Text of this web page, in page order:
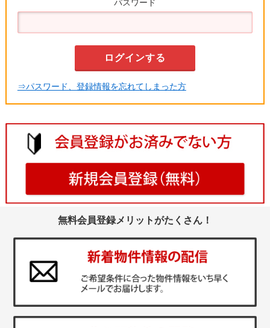
パスワード
⇒パスワード、登録情報を忘れてしまった方
無料会員登録メリットがたくさん！